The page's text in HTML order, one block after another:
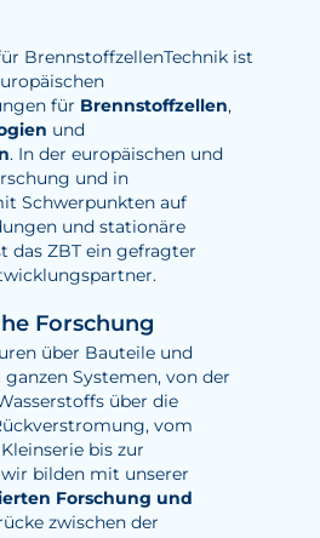
BrennstoffzellenTechnik ist
für Brennstoffzellen,
und
. In der europäischen und
und in
Schwerpunkten auf
und stationäre
das ZBT ein gefragter
Forschung
über Bauteile und
Systemen, von der
über die
vom
bis zur
bilden mit unserer
Forschung und
zwischen der